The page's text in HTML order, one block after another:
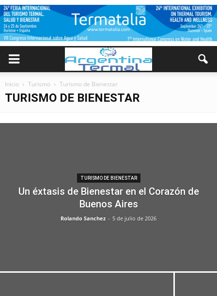
Inicio Turismo Turismo de Bienestar
TURISMO DE BIENESTAR
TURISMO DE BIENESTAR
Un éxtasis de Bienestar en el Corazón de
Buenos Aires
Rolando Sanchez - 5 de julio de 2026